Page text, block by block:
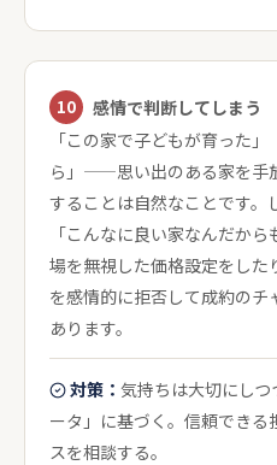
10
感情で判断してしまう
「この家で子どもが育った
ら」——思い出のある家を手
することは自然なことです。
「こんなに良い家なんだか
場を無視した価格設定をし
を感情的に拒否して成約の
あります。
対策： 気持ちは大切にし
ータ」に基づく。信頼でき
スを相談する。